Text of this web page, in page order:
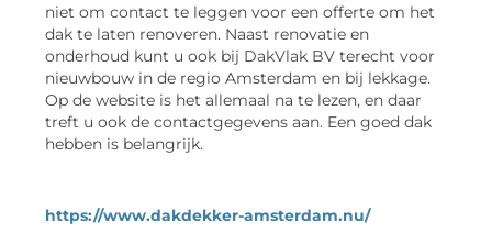
niet om contact te leggen voor een offerte om het
dak te laten renoveren. Naast renovatie en
onderhoud kunt u ook bij DakVlak BV terecht voor
nieuwbouw in de regio Amsterdam en bij lekkage.
Op de website is het allemaal na te lezen, en daar
treft u ook de contactgegevens aan. Een goed dak
hebben is belangrijk.
https://www.dakdekker-amsterdam.nu/